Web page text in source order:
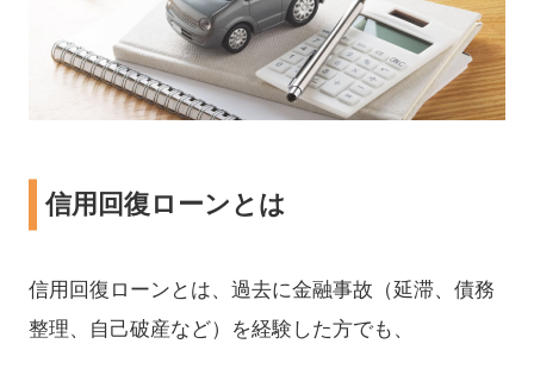
信用回復ローンとは
信用回復ローンとは、過去に金融事故（延滞、債務
整理、自己破産など）を経験した方でも、